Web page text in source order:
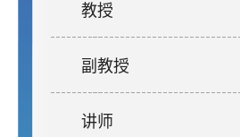
教授
副教授
讲师